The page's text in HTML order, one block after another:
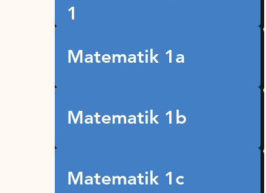
1
Matematik 1a
Matematik 1b
Matematik 1c